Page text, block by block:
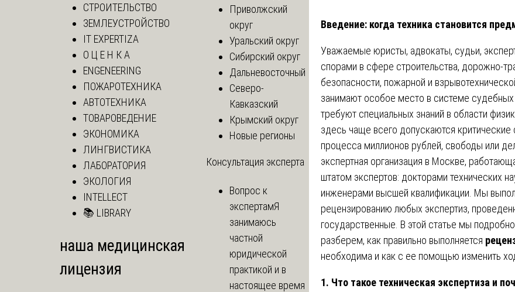
Введение: когда техника становится
Уважаемые юристы, адвокаты, судьи,
спорами в сфере строительства, дорожно-
безопасности, пожарной и
занимают особое место в системе
требуют специальных знаний в области
здесь чаще всего допускаются
процесса миллионов рублей, свободы или
экспертная организация в Москве,
штатом экспертов: докторами технических
инженерами высшей квалификации. Мы
рецензированию любых экспертиз,
государственные. В этой статье мы
разберем, как правильно выполняется
необходима и как с ее помощью изменить
1. Что такое техническая экспертиза и
СТРОИТЕЛЬСТВО
ЗЕМЛЕУСТРОЙСТВО
IT EXPERTIZA
О Ц Е Н К А
ENGENEERING
ПОЖАРОТЕХНИКА
АВТОТЕХНИКА
ТОВАРОВЕДЕНИЕ
ЭКОНОМИКА
ЛИНГВИСТИКА
ЛАБОРАТОРИЯ
ЭКОЛОГИЯ
INTELLECT
📚 LIBRARY
наша медицинская
лицензия
Приволжский
округ
Уральский округ
Сибирский округ
Дальневосточный
Северо-
Кавказский
Крымский округ
Новые регионы
Консультация эксперта
Вопрос к
экспертамЯ
занимаюсь
частной
юридической
практикой и в
настоящее время